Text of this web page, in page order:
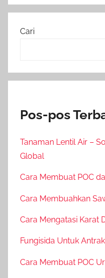
Cari
Pos-pos
Tanaman Lentil Air –
Global
Cara Membuat POC
Cara Membuahkan
Cara Mengatasi Karat
Fungisida Untuk
Cara Membuat POC